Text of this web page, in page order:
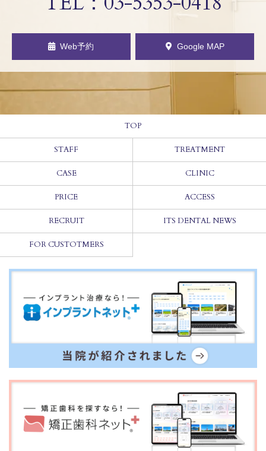
Web予約 Google MAP
TOP
STAFF TREATMENT
CASE CLINIC
PRICE ACCESS
RECRUIT ITS DENTAL NEWS
FOR CUSTOTMERS